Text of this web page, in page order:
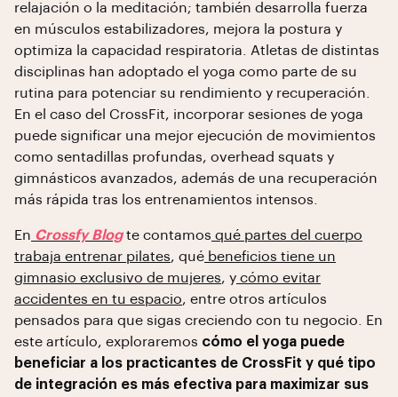
relajación o la meditación; también desarrolla fuerza
en músculos estabilizadores, mejora la postura y
optimiza la capacidad respiratoria. Atletas de distintas
disciplinas han adoptado el yoga como parte de su
rutina para potenciar su rendimiento y recuperación.
En el caso del CrossFit, incorporar sesiones de yoga
puede significar una mejor ejecución de movimientos
como sentadillas profundas, overhead squats y
gimnásticos avanzados, además de una recuperación
más rápida tras los entrenamientos intensos.
En Crossfy Blogte contamos qué partes del cuerpo
trabaja entrenar pilates, qué beneficios tiene un
gimnasio exclusivo de mujeres, y cómo evitar
accidentes en tu espacio, entre otros artículos
pensados para que sigas creciendo con tu negocio. En
este artículo, exploraremos cómo el yoga puede
beneficiar a los practicantes de CrossFit y qué tipo
de integración es más efectiva para maximizar sus